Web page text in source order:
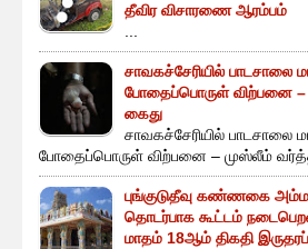
தீவிர விசாரணை ஆரம்பம்
...
சாவகச்சேரியில் பாடசாலை
போதைப்பொருள் விற்பனை
கைது
சாவகச்சேரியில் பாடசாலை
போதைப்பொருள் விற்பனை – முஸ்லீம்
புங்குடுதீவு கண்ணகை
தொடர்பாக கூட்டம்
மாதம் 18ஆம் திகதி